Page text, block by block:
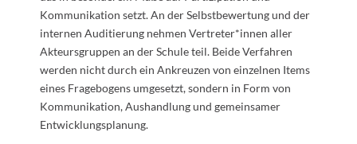
Kommunikation setzt. An der Selbstbewertung und der
internen Auditierung nehmen Vertreter*innen aller
Akteursgruppen an der Schule teil. Beide Verfahren
werden nicht durch ein Ankreuzen von einzelnen Items
eines Fragebogens umgesetzt, sondern in Form von
Kommunikation, Aushandlung und gemeinsamer
Entwicklungsplanung.